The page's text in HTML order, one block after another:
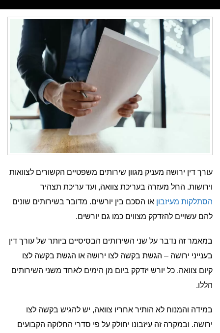
עורך דין ירושה מעניק מגוון שירותים משפטיים הקשורים לצוואות
וירושות. החל מעזרה בעריכת צוואה, ועד עריכת תצהיר
הסתלקות מעיזבון או הסכם בין יורשים. מדובר בשירותים שונים
להם עשויים להזדקק מצווים כמו גם יורשים.
במאמר זה נדבר על שני השירותים הבסיסיים ביותר של עורך דין
בענייני ירושה – הגשת בקשה לצו ירושה או הגשת בקשה לצו
קיום צוואה. כל יורש יזדקק ביום מן הימים לאחד משני השירותים
הללו.
במידה והמנוח לא הותיר אחריו צוואה, יש להגיש בקשה לצו
ירושה. ובמקרה זה עיזבונו יחולק על פי סדרי החלוקה הקבועים